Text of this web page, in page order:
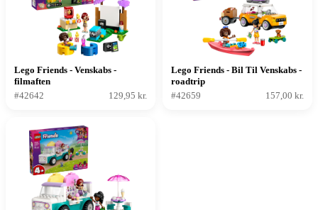
Lego Friends - Venskabs -
filmaften
#42642
129,95 kr.
Lego Friends - Bil Til Venskabs -
roadtrip
#42659
157,00 kr.